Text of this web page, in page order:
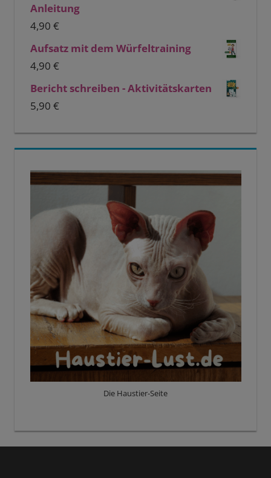
Anleitung
4,90 €
Aufsatz mit dem Würfeltraining
4,90 €
Bericht schreiben - Aktivitätskarten
5,90 €
Die Haustier-Seite